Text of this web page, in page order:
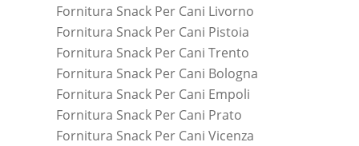
Fornitura Snack Per Cani Livorno
Fornitura Snack Per Cani Pistoia
Fornitura Snack Per Cani Trento
Fornitura Snack Per Cani Bologna
Fornitura Snack Per Cani Empoli
Fornitura Snack Per Cani Prato
Fornitura Snack Per Cani Vicenza